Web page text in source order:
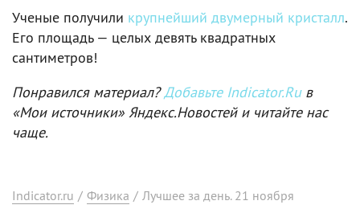
Ученые получили крупнейший двумерный кристалл.
Его площадь — целых девять квадратных
сантиметров!
Понравился материал?Добавьте Indicator.Ruв
«Мои источники» Яндекс.Новостей и читайте нас
чаще.
Indicator.ru / Физика / Лучшее за день. 21 ноября